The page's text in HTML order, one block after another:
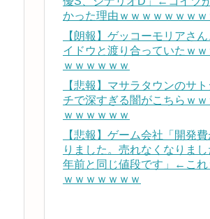
かった理由ｗｗｗｗｗｗｗｗ
【朗報】ゲッコーモリアさ
イドウと渡り合っていたｗｗ
ｗｗｗｗｗｗ
【悲報】マサラタウンのサ
チで深すぎる闇がこちらｗｗ
ｗｗｗｗｗｗ
【悲報】ゲーム会社「開発
りました。売れなくなりま
年前と同じ値段です」←これ
ｗｗｗｗｗｗｗ